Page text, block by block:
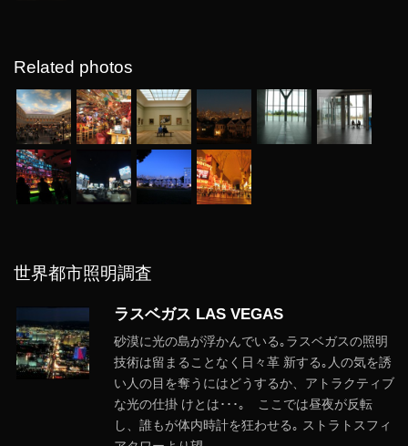
Related photos
世界都市照明調査
ラスベガス LAS VEGAS
砂漠に光の島が浮かんでいる｡ラスベガスの照明
技術は留まることなく日々革 新する｡人の気を誘
い人の目を奪うにはどうするか、アトラクティブ
な光の仕掛 けとは･･･｡ ここでは昼夜が反転
し、誰もが体内時計を狂わせる｡ ストラトスフィ